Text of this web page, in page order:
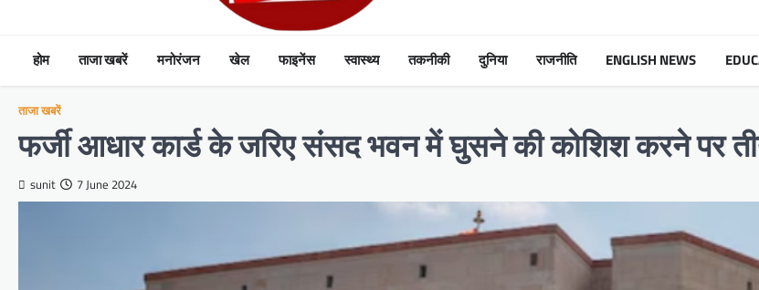
होम ताजा खबरें मनोरंजन खेल फाइनेंस स्वास्थ्य तकनीकी दुनिया राजनीति ENGLISH NEWS
ताजा खबरें
फर्जी आधार कार्ड के जरिए संसद भवन में घुसने की कोशिश करने पर तीन
sunit 7 June 2024